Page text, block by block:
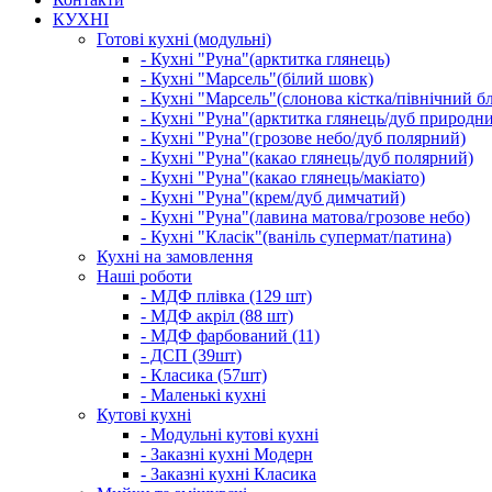
КУХНІ
Готові кухні (модульні)
- Кухні "Руна"(арктитка глянець)
- Кухні "Марсель"(білий шовк)
- Кухні "Марсель"(слонова кістка/північний
- Кухні "Руна"(арктитка глянець/дуб
- Кухні "Руна"(грозове небо/дуб полярний)
- Кухні "Руна"(какао глянець/дуб полярний)
- Кухні "Руна"(какао глянець/макіато)
- Кухні "Руна"(крем/дуб димчатий)
- Кухні "Руна"(лавина матова/грозове небо)
- Кухні "Класік"(ваніль супермат/патина)
Кухні на замовлення
Наші роботи
- МДФ плівка (129 шт)
- МДФ акріл (88 шт)
- МДФ фарбований (11)
- ДСП (39шт)
- Класика (57шт)
- Маленькі кухні
Кутові кухні
- Модульні кутові кухні
- Заказні кухні Модерн
- Заказні кухні Класика